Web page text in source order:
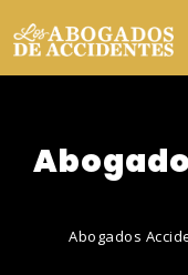
Abogados